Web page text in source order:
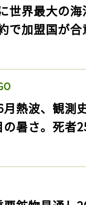
世界最大の
で加盟国が合
月熱波、観
暑さ。死者
に入りに
インが必